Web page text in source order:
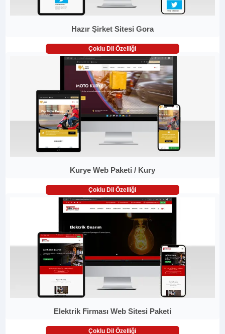
Hazır Şirket Sitesi Gora
Çoklu Dil Özelliği
Kurye Web Paketi / Kury
Çoklu Dil Özelliği
Elektrik Firması Web Sitesi Paketi
Çoklu Dil Özelliği